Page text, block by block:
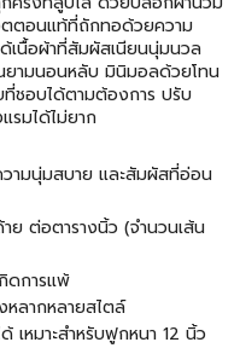
ตตอนแท้ที่ถักทอด้วยความ
เนื้อผ้าที่สัมผัสเนียนนุ่มนวล
นยามนอนหลับ มินิมอลด้วยโทน
ที่ชอบได้ตามต้องการ ปรับ
รมได้ไม่ยาก
ามนุ่มสบาย และสัมผัสที่อ่อน
ย ต่อตารางนิ้ว (จำนวนเส้น
ดการแพ้
หลากหลายสไตล์
หมาะสำหรับฟูกหนา 12 นิ้ว